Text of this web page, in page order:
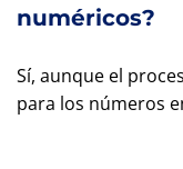
numéricos?
Sí, aunque el
para los números